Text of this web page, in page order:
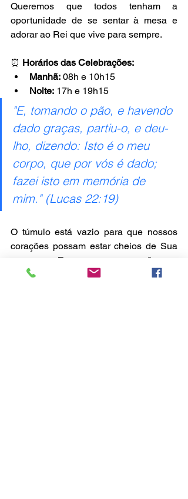
Queremos que todos tenham a
oportunidade de se sentar à mesa e
adorar ao Rei que vive para sempre.
⏰ Horários das Celebrações:
Manhã: 08h e 10h15
Noite: 17h e 19h15
"E, tomando o pão, e havendo
dado graças, partiu-o, e deu-
lho, dizendo: Isto é o meu
corpo, que por vós é dado;
fazei isto em memória de
mim." (Lucas 22:19)
O túmulo está vazio para que nossos
corações possam estar cheios de Sua
presença. Esperamos por você para
celebrarmos juntos a Vida abundante